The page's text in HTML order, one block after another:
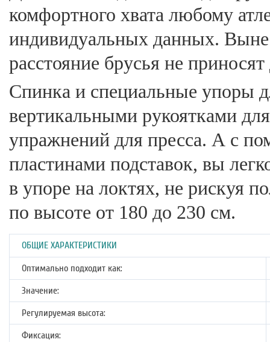
комфортного хвата любому
индивидуальных данных.
расстояние брусья не
Спинка и специальные упоры
вертикальными рукоятками
упражнений для пресса. А с
пластинами подставок, вы
в упоре на локтях, не рискуя
по высоте от 180 до 230 см.
ОБЩИЕ ХАРАКТЕРИСТИКИ
Оптимально подходит как:
Значение:
Регулируемая высота:
Фиксация: